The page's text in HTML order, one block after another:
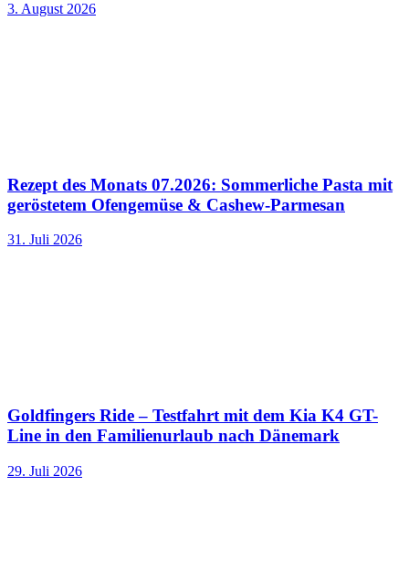
3. August 2026
Rezept des Monats 07.2026: Sommerliche Pasta mit
geröstetem Ofengemüse & Cashew-Parmesan
31. Juli 2026
Goldfingers Ride – Testfahrt mit dem Kia K4 GT-
Line in den Familienurlaub nach Dänemark
29. Juli 2026